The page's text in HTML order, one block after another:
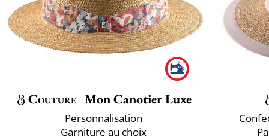
Couture Mon Canotier Luxe
Personnalisation
Garniture au choix